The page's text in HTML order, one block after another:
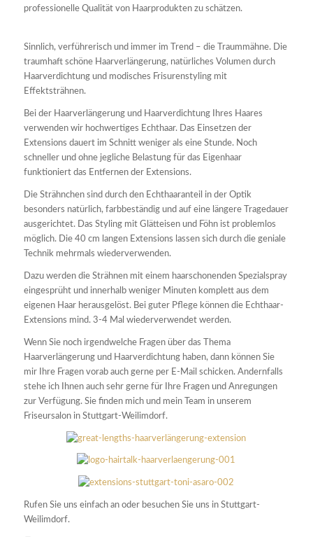
professionelle Qualität von Haarprodukten zu schätzen.
Sinnlich, verführerisch und immer im Trend – die Traummähne. Die
traumhaft schöne Haarverlängerung, natürliches Volumen durch
Haarverdichtung und modisches Frisurenstyling mit
Effektsträhnen.
Bei der Haarverlängerung und Haarverdichtung Ihres Haares
verwenden wir hochwertiges Echthaar. Das Einsetzen der
Extensions dauert im Schnitt weniger als eine Stunde. Noch
schneller und ohne jegliche Belastung für das Eigenhaar
funktioniert das Entfernen der Extensions.
Die Strähnchen sind durch den Echthaaranteil in der Optik
besonders natürlich, farbbeständig und auf eine längere Tragedauer
ausgerichtet. Das Styling mit Glätteisen und Föhn ist problemlos
möglich. Die 40 cm langen Extensions lassen sich durch die geniale
Technik mehrmals wiederverwenden.
Dazu werden die Strähnen mit einem haarschonenden Spezialspray
eingesprüht und innerhalb weniger Minuten komplett aus dem
eigenen Haar herausgelöst. Bei guter Pflege können die Echthaar-
Extensions mind. 3-4 Mal wiederverwendet werden.
Wenn Sie noch irgendwelche Fragen über das Thema
Haarverlängerung und Haarverdichtung haben, dann können Sie
mir Ihre Fragen vorab auch gerne per E-Mail schicken. Andernfalls
stehe ich Ihnen auch sehr gerne für Ihre Fragen und Anregungen
zur Verfügung. Sie finden mich und mein Team in unserem
Friseursalon in Stuttgart-Weilimdorf.
Rufen Sie uns einfach an oder besuchen Sie uns in Stuttgart-
Weilimdorf.